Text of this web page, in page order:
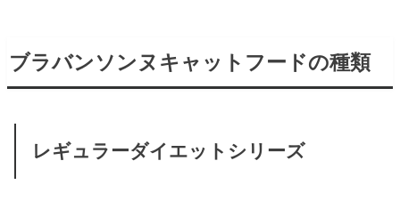
ブラバンソンヌキャットフードの種類
レギュラーダイエットシリーズ